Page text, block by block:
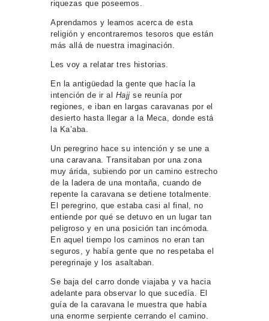
riquezas que poseemos.
Aprendamos y leamos acerca de esta
religión y encontraremos tesoros que están
más allá de nuestra imaginación.
Les voy a relatar tres historias.
En la antigüedad la gente que hacía la
intención de ir al Hajj se reunía por
regiones, e iban en largas caravanas por el
desierto hasta llegar a la Meca, donde está
la Ka’aba.
Un peregrino hace su intención y se une a
una caravana. Transitaban por una zona
muy árida, subiendo por un camino estrecho
de la ladera de una montaña, cuando de
repente la caravana se detiene totalmente.
El peregrino, que estaba casi al final, no
entiende por qué se detuvo en un lugar tan
peligroso y en una posición tan incómoda.
En aquel tiempo los caminos no eran tan
seguros, y había gente que no respetaba el
peregrinaje y los asaltaban.
Se baja del carro donde viajaba y va hacia
adelante para observar lo que sucedía. El
guía de la caravana le muestra que había
una enorme serpiente cerrando el camino.